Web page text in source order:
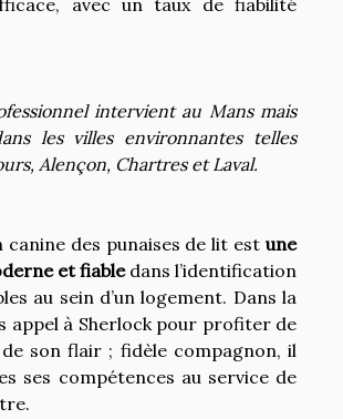
intervient au Mans mais
les villes environnantes telles
Alençon, Chartres et Laval.
des punaises de lit est une
et fiable dans l’identification
au sein d’un logement. Dans la
appel à Sherlock pour profiter de
son flair ; fidèle compagnon, il
ses compétences au service de